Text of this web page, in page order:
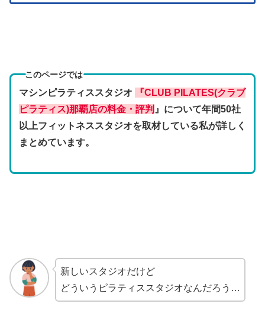
このページでは
マシンピラティススタジオ
『CLUB PILATES(クラブ
ピラティス)那覇店の料金・評判 』について年間50社
以上フィットネススタジオを取材している私が詳しく
まとめています。
新しいスタジオだけど
どういうピラティススタジオなんだろう…